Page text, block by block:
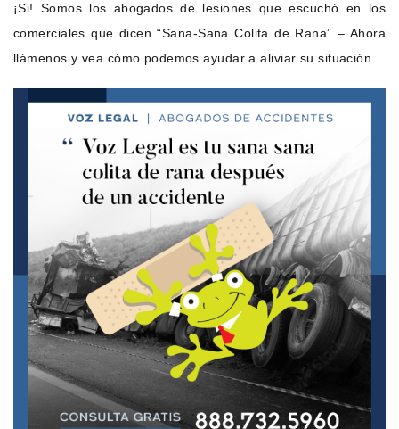
¡Si! Somos los abogados de lesiones que escuchó en los
comerciales que dicen “Sana-Sana Colita de Rana” – Ahora
llámenos y vea cómo podemos ayudar a aliviar su situación.